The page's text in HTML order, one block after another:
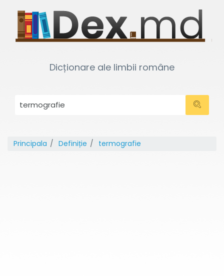
Dicționare ale limbii române
Principala Definiție termografie